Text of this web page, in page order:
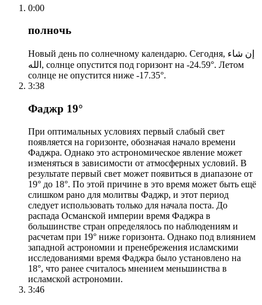
0:00
полночь
Новый день по солнечному календарю. Сегодня, إن شاء
الله, солнце опустится под горизонт на -24.59°. Летом
солнце не опустится ниже -17.35°.
3:38
Фаджр 19°
При оптимальных условиях первый слабый свет
появляется на горизонте, обозначая начало времени
Фаджра. Однако это астрономическое явление может
изменяться в зависимости от атмосферных условий. В
результате первый свет может появиться в диапазоне от
19° до 18°. По этой причине в это время может быть ещё
слишком рано для молитвы Фаджр, и этот период
следует использовать только для начала поста. До
распада Османской империи время Фаджра в
большинстве стран определялось по наблюдениям и
расчетам при 19° ниже горизонта. Однако под влиянием
западной астрономии и пренебрежения исламскими
исследованиями время Фаджра было установлено на
18°, что ранее считалось мнением меньшинства в
исламской астрономии.
3:46